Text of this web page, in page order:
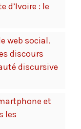
d’Ivoire : le
web social.
discours
discursive
et
les